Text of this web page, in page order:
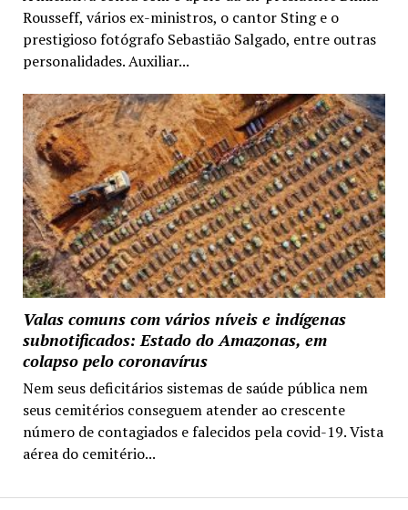
Rousseff, vários ex-ministros, o cantor Sting e o
prestigioso fotógrafo Sebastião Salgado, entre outras
personalidades. Auxiliar...
Valas comuns com vários níveis e indígenas
subnotificados: Estado do Amazonas, em
colapso pelo coronavírus
Nem seus deficitários sistemas de saúde pública nem
seus cemitérios conseguem atender ao crescente
número de contagiados e falecidos pela covid-19. Vista
aérea do cemitério...